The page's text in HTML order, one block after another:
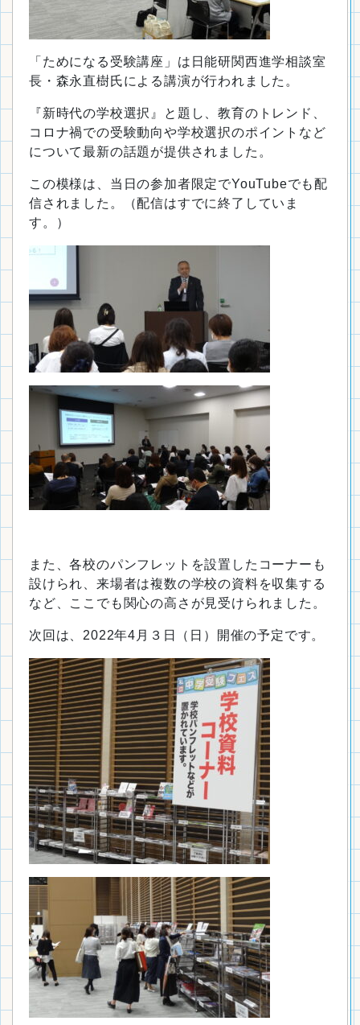
「ためになる受験講座」は日能研関西進学相談室
長・森永直樹氏による講演が行われました。
『新時代の学校選択』と題し、教育のトレンド、
コロナ禍での受験動向や学校選択のポイントなど
について最新の話題が提供されました。
この模様は、当日の参加者限定でYouTubeでも配
信されました。（配信はすでに終了していま
す。）
また、各校のパンフレットを設置したコーナーも
設けられ、来場者は複数の学校の資料を収集する
など、ここでも関心の高さが見受けられました。
次回は、2022年4月３日（日）開催の予定です。